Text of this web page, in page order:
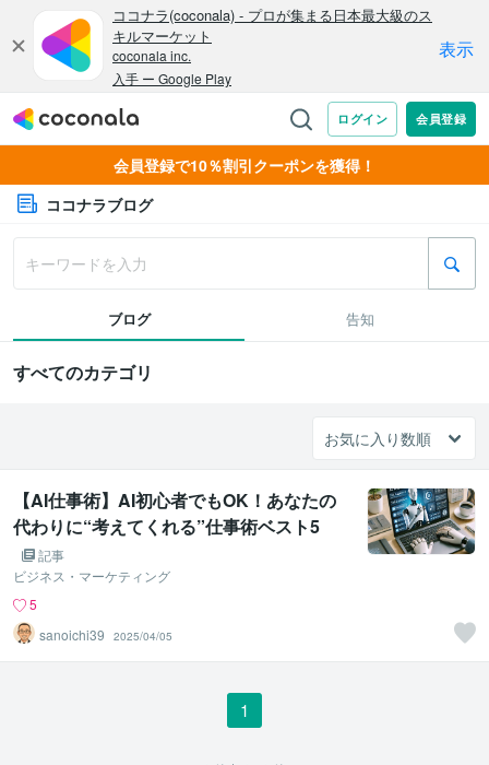
会員登録で10％割引クーポンを獲得！
ココナラブログ
ブログ 告知
すべてのカテゴリ
【AI仕事術】AI初心者でもOK！あなたの
代わりに“考えてくれる”仕事術ベスト5
記事
ビジネス・マーケティング
5
sanoichi39
2025/04/05
1